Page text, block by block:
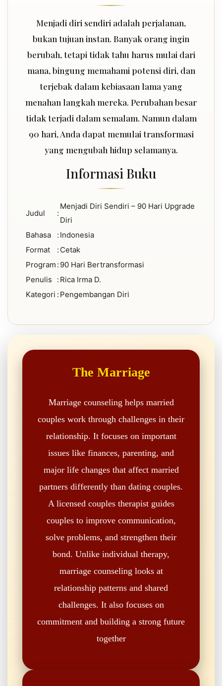
Menjadi diri sendiri adalah perjalanan,
bukan tujuan instan. Banyak orang ingin
berubah, tetapi tidak tahu harus mulai dari
mana, bingung memahami potensi diri, dan
terjebak dalam kebiasaan lama yang
menahan langkah mereka. Perubahan besar
tidak terjadi dalam semalam. Namun dalam
90 hari, Anda dapat memulai transformasi
yang mengubah hidup selamanya.
Informasi Buku
Judul :
Menjadi Diri Sendiri – 90 Hari Upgrade
Diri
Bahasa
: Indonesia
Format
: Cetak
Program : 90 Hari Bertransformasi
Penulis
: Rica Irma D.
Kategori : Pengembangan Diri
The Marriage
Marriage counseling helps married
couples work through challenges in their
relationship. It focuses on important
issues like finances, parenting, and
major life changes that affect married
partners differently than dating couples.
A licensed couples therapist guides
couples to improve communication,
solve problems, and strengthen their
bond. Unlike individual therapy,
marriage counseling looks at
relationship patterns and shared
challenges. It also focuses on
commitment and building a strong future
together